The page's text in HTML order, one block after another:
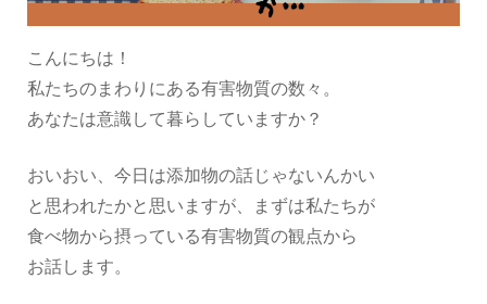
こんにちは！
私たちのまわりにある有害物質の数々。
あなたは意識して暮らしていますか？
おいおい、今日は添加物の話じゃないんかい
と思われたかと思いますが、まずは私たちが
食べ物から摂っている有害物質の観点から
お話します。